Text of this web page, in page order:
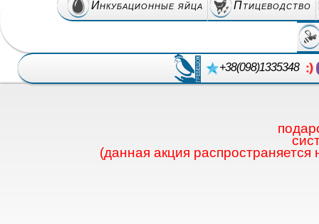
Инкубационные яйца Птицеводство
+38(098)1335348
(данная акция